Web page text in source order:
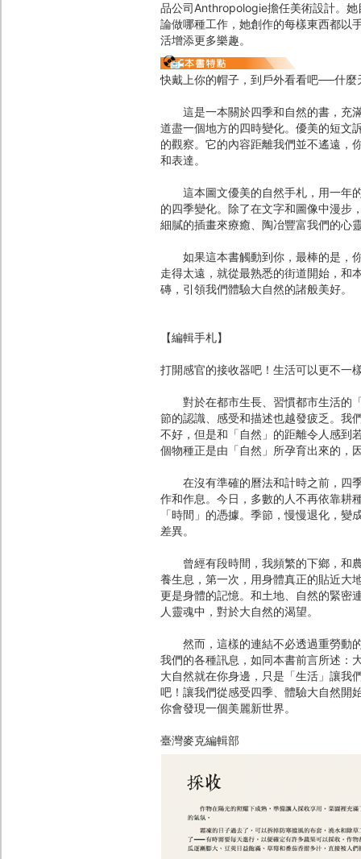
品公司Anthropologie擔任美術設計。
論做哪種工作，她創作的每樣東西都以
活增添更多樂趣。
快戴上你的帽子，到戶外看看吧──什麼
這是一本關於四季和自然的書，充滿
道盡一個地方的四時變化。優美的短文
的觀察。它的內容距離我們並不遙遠，
和表達。
這本圖文優美的自然手札，用一年的
的四季變化。除了在文字和圖像中漫步
細膩的插畫來療癒、陶冶豐富我們的心
如果這本書觸動到你，最棒的是，你
走得太遠，就從最熟悉的街道開始，和
磚，引領我們體驗大自然的諸般美好。
【編輯手札】
打開感官的接收器吧！生活可以更不一
對於在都市生長、習慣都市生活的「
節的認識、感受和描述也越發疲乏。我
不好，但是和「自然」的距離令人感到
個物種正是由「自然」所孕育出來的，
在沒有準確的曆法和計時之前，四季
作和作息。今日，多數的人不再依靠耕
「時間」的憑據。季節，慢慢退化，
差異。
曾經有段時間，我頻繁的下鄉，和農
養生息，第一次，用身體真正的貼近大
更是身體的記憶。和土地、自然的緊密
人靈魂中，對於大自然的渴望。
然而，這樣的連結不必透過重勞動的
我們的各種訊息，如同本書前言所述：
大自然就在你身邊，只是「生活」讓我
吧！讓我們從感受四季、體驗大自然開
你會發現一個美麗新世界。
臺灣麥克編輯部